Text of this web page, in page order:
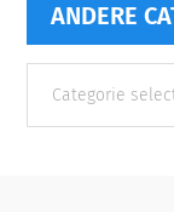
ANDERE
categorieën